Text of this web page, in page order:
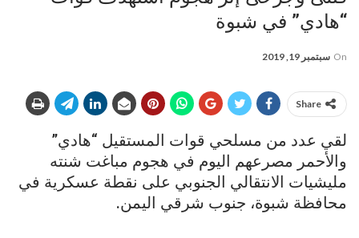
“هادي” في شبوة
On سبتمبر 19, 2019
Share
لقي عدد من مسلحي قوات المستقيل “هادي”
والأحمر مصرعهم اليوم في هجوم مباغت شنته
مليشيات الانتقالي الجنوبي على نقطة عسكرية في
محافظة شبوة، جنوب شرقي اليمن.